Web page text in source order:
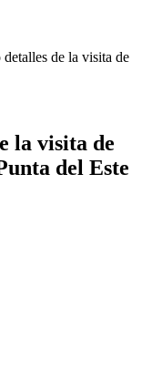
de la visita de
la visita de
del Este